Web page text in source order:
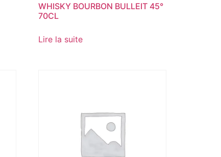
WHISKY BOURBON BULLEIT 45°
70CL
Lire la suite